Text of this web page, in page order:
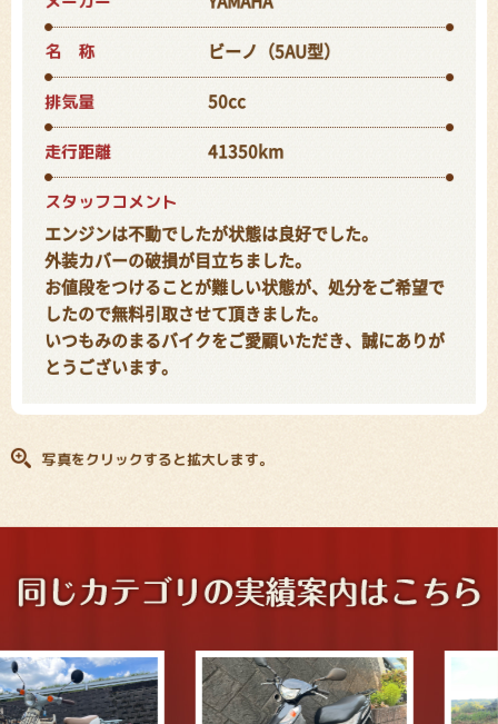
名 称 ビーノ（5AU型）
排気量 50cc
走行距離 41350km
スタッフコメント
エンジンは不動でしたが状態は良好でした。
外装カバーの破損が目立ちました。
お値段をつけることが難しい状態が、処分をご希望で
したので無料引取させて頂きました。
いつもみのまるバイクをご愛顧いただき、誠にありが
とうございます。
写真をクリックすると拡大します。